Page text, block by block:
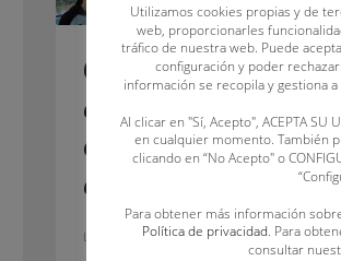
Cuatro deportistas
de Castilla y León
en la concentración
de alto nivel
LUNES, 21 SEPTIEMBRE 2020 BYFECLESS
Utilizamos cookies propias y de
web, proporcionarles
tráfico de nuestra web. Puede
configuración y poder
información se recopila y gestiona
Al clicar en "Sí, Acepto", ACEPTA
en cualquier momento. También
clicando en “No Acepto" o
Para obtener más información
Política de privacidad. Para
consultar